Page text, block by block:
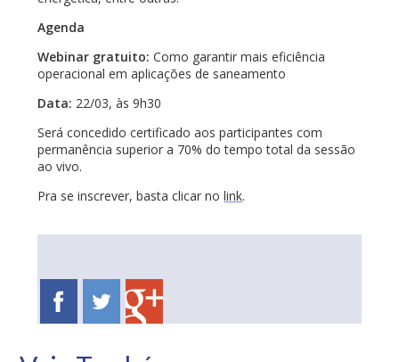
Agenda
Webinar gratuito: Como garantir mais eficiência
operacional em aplicações de saneamento
Data: 22/03, às 9h30
Será concedido certificado aos participantes com
permanência superior a 70% do tempo total da sessão
ao vivo.
Pra se inscrever, basta clicar nolink.